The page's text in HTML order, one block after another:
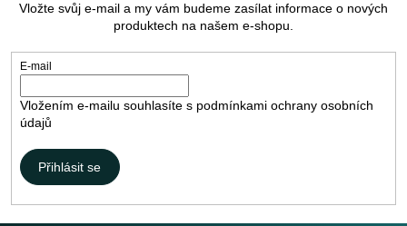
Vložte svůj e-mail a my vám budeme zasílat informace o nových
produktech na našem e-shopu.
E-mail
Vložením e-mailu souhlasíte s podmínkami ochrany osobních
údajů
Přihlásit se